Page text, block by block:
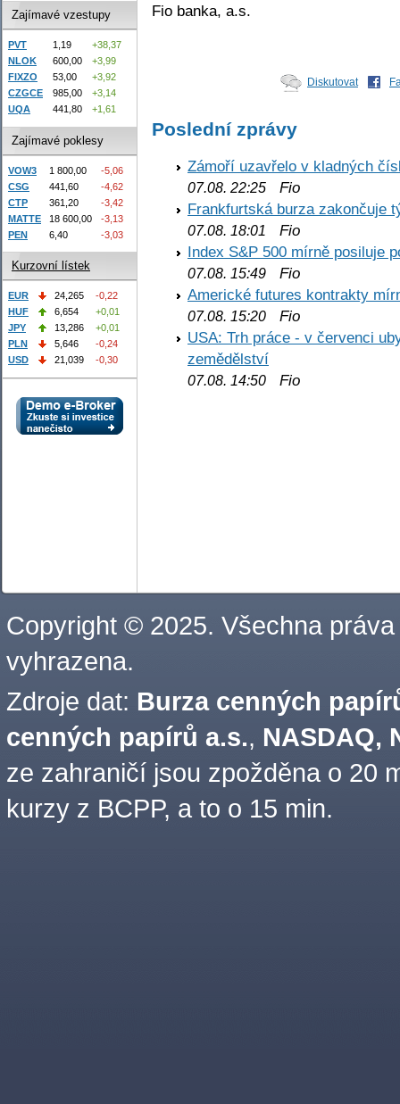
Fio banka, a.s.
Diskutovat
Poslední zprávy
Zámoří uzavřelo v kladných
07.08. 22:25 Fio
Frankfurtská burza zakončuje
07.08. 18:01
Fio
Index S&P 500 mírně posiluje
07.08. 15:49 Fio
Americké futures kontrakty
07.08. 15:20 Fio
USA: Trh práce - v červenci
zemědělství
07.08. 14:50 Fio
Zajímavé vzestupy
PVT 1,19
+38,37
NLOK
600,00
+3,99
FIXZO
53,00
+3,92
CZGCE
985,00
+3,14
UQA
441,80 +1,61
Zajímavé poklesy
VOW3 1 800,00
-5,06
CSG
441,60
-4,62
CTP
361,20
-3,42
MATTE
18 600,00
-3,13
PEN
6,40 -3,03
Kurzovní lístek
EUR 24,265
-0,22
HUF
6,654
+0,01
JPY
13,286
+0,01
PLN
5,646
-0,24
USD
21,039 -0,30
Copyright © 2025. Všechna práva
vyhrazena.
Zdroje dat: Burza cenných
cenných papírů a.s., NASDAQ,
ze zahraničí jsou zpožděna o 20
kurzy z BCPP, a to o 15 min.